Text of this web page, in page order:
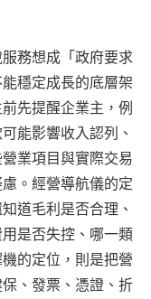
務想成「政府要求
穩定成長的底層架
先提醒企業主，例
能影響收入認列、
業項目與實際交易
。經營導航儀的定
道毛利是否合理、
是否失控、哪一類
的定位，則是把營
、發票、憑證、折